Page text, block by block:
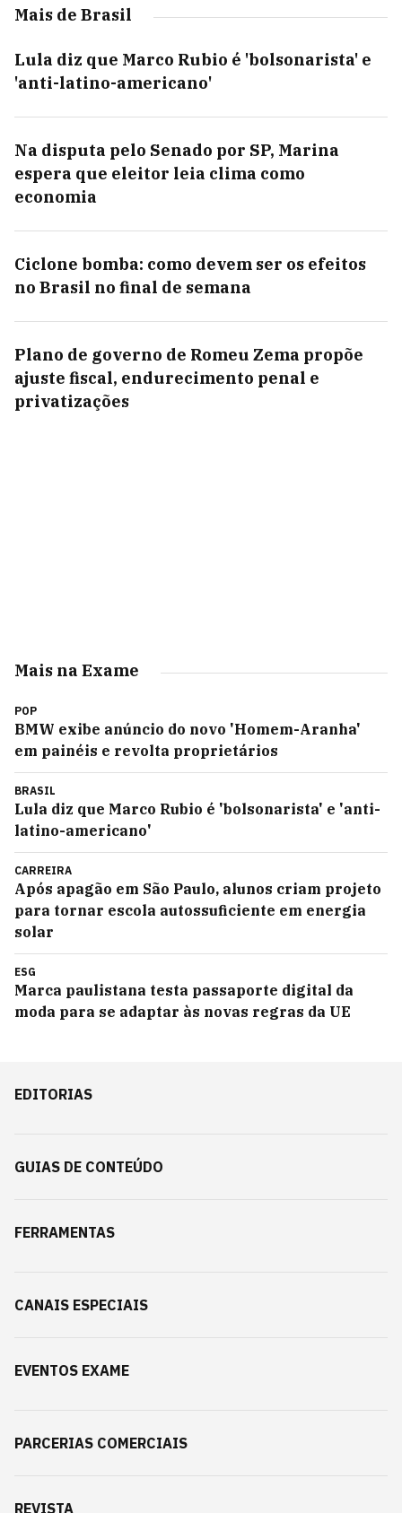
Mais de Brasil
Lula diz que Marco Rubio é 'bolsonarista' e
'anti-latino-americano'
Na disputa pelo Senado por SP, Marina
espera que eleitor leia clima como
economia
Ciclone bomba: como devem ser os efeitos
no Brasil no final de semana
Plano de governo de Romeu Zema propõe
ajuste fiscal, endurecimento penal e
privatizações
Mais na Exame
POP
BMW exibe anúncio do novo 'Homem-Aranha'
em painéis e revolta proprietários
BRASIL
Lula diz que Marco Rubio é 'bolsonarista' e 'anti-
latino-americano'
CARREIRA
Após apagão em São Paulo, alunos criam projeto
para tornar escola autossuficiente em energia
solar
ESG
Marca paulistana testa passaporte digital da
moda para se adaptar às novas regras da UE
EDITORIAS
GUIAS DE CONTEÚDO
FERRAMENTAS
CANAIS ESPECIAIS
EVENTOS EXAME
PARCERIAS COMERCIAIS
REVISTA